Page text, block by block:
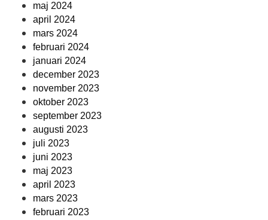
maj 2024
april 2024
mars 2024
februari 2024
januari 2024
december 2023
november 2023
oktober 2023
september 2023
augusti 2023
juli 2023
juni 2023
maj 2023
april 2023
mars 2023
februari 2023